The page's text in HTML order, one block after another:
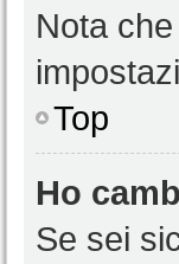
Nota
Top
Ho
Se sei